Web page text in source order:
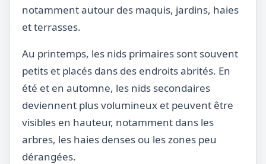
notamment autour des maquis, jardins, haies
et terrasses.
Au printemps, les nids primaires sont souvent
petits et placés dans des endroits abrités. En
été et en automne, les nids secondaires
deviennent plus volumineux et peuvent être
visibles en hauteur, notamment dans les
arbres, les haies denses ou les zones peu
dérangées.